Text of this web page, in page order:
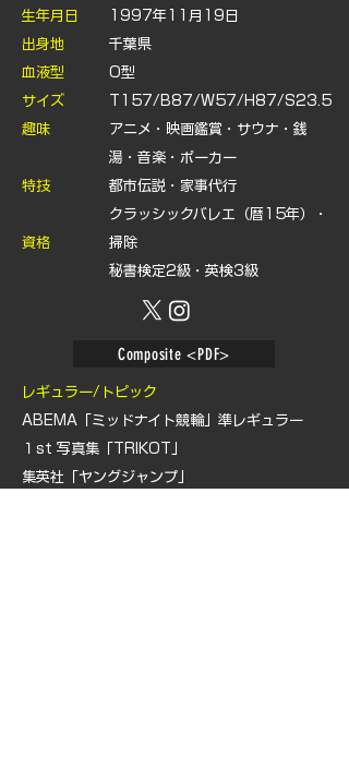
​生年月日
出身地
血液型
サイズ
趣味
特技
​資格
1997年11月19日
​千葉県
O型
T157/B87/W57/H87/S23.5
アニメ・映画鑑賞・サウナ・銭
湯・音楽・ポーカー
都市伝説・家事代行
クラッシックバレエ（暦15年）・
掃除
秘書検定2級・英検3級
Composite <PDF>
レギュラー/トピック
ABEMA「ミッドナイト競輪」準レギュラー
１st 写真集「TRIKOT」
集英社「ヤングジャンプ」